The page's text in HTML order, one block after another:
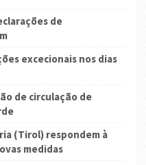
de
excecionais nos dias
de circulação de
(Tirol) respondem à
medidas